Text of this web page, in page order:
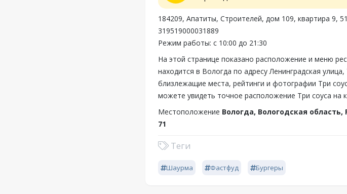
184209, Апатиты, Строителей, дом 109, квартира 9,
319519000031889
Режим работы: с 10:00 до 21:30
На этой странице показано расположение и меню
находится в Вологда по адресу Ленинградская
близлежащие места, рейтинги и фотографии Три
можете увидеть точное расположение Три соуса на
Местоположение Вологда, Вологодская область,
71
Теги
Шаурма Фастфуд Бургеры